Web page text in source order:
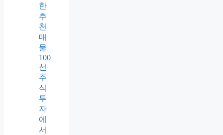
한
추
천
매
물
100
선
주
식
투
자
에
서